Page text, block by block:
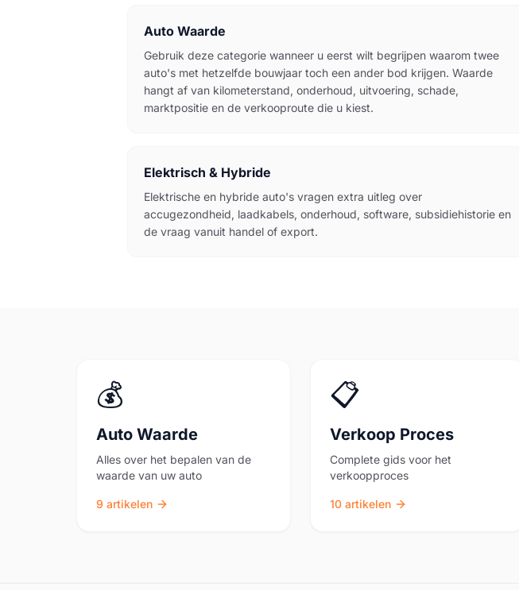
Auto Waarde
Gebruik deze categorie wanneer u eerst wilt begrijpen waarom twee
auto's met hetzelfde bouwjaar toch een ander bod krijgen. Waarde
hangt af van kilometerstand, onderhoud, uitvoering, schade,
marktpositie en de verkooproute die u kiest.
Elektrisch & Hybride
Elektrische en hybride auto's vragen extra uitleg over
accugezondheid, laadkabels, onderhoud, software, subsidiehistorie en
de vraag vanuit handel of export.
💰
Auto Waarde
Alles over het bepalen van de
waarde van uw auto
9 artikelen
📋
Verkoop Proces
Complete gids voor het
verkoopproces
10 artikelen